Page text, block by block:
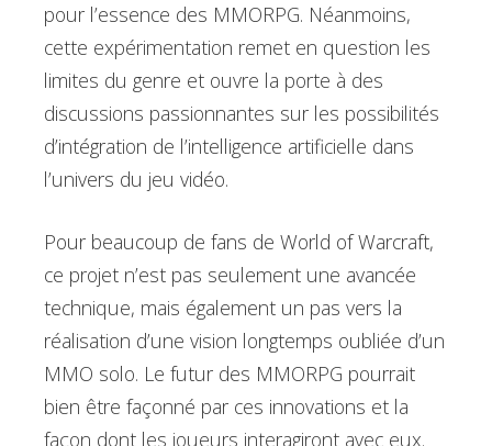
pour l’essence des MMORPG. Néanmoins,
cette expérimentation remet en question les
limites du genre et ouvre la porte à des
discussions passionnantes sur les possibilités
d’intégration de l’intelligence artificielle dans
l’univers du jeu vidéo.
Pour beaucoup de fans de World of Warcraft,
ce projet n’est pas seulement une avancée
technique, mais également un pas vers la
réalisation d’une vision longtemps oubliée d’un
MMO solo. Le futur des MMORPG pourrait
bien être façonné par ces innovations et la
façon dont les joueurs interagiront avec eux.